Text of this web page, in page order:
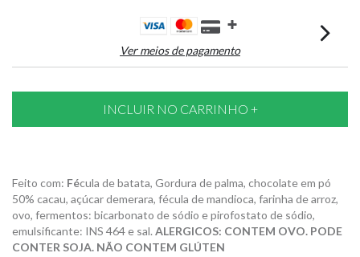
Ver meios de pagamento
Feito com: Fécula de batata, Gordura de palma, chocolate em pó
50% cacau, açúcar demerara, fécula de mandioca, farinha de arroz,
ovo, fermentos: bicarbonato de sódio e pirofostato de sódio,
emulsificante: INS 464 e sal. ALERGICOS: CONTEM OVO. PODE
CONTER SOJA. NÃO CONTEM GLÚTEN